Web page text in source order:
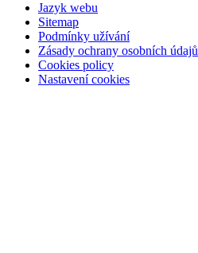
Jazyk webu
Sitemap
Podmínky užívání
Zásady ochrany osobních údajů
Cookies policy
Nastavení cookies